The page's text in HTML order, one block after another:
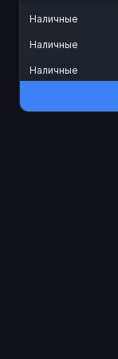
Наличные
Наличные
Наличные